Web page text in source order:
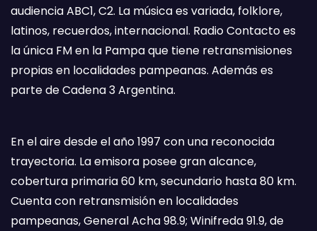
audiencia ABC1, C2. La música es variada, folklore,
latinos, recuerdos, internacional. Radio Contacto es
la única FM en la Pampa que tiene retransmisiones
propias en localidades pampeanas. Además es
parte de Cadena 3 Argentina.
En el aire desde el año 1997 con una reconocida
trayectoria. La emisora posee gran alcance,
cobertura primaria 60 km, secundario hasta 80 km.
Cuenta con retransmisión en localidades
pampeanas, General Acha 98.9; Winifreda 91.9, de